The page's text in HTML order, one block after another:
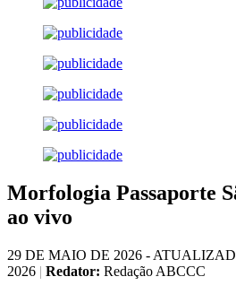
Morfologia Passaporte
ao vivo
29 DE MAIO DE 2026 -
2026 | Redator: Redação ABCCC